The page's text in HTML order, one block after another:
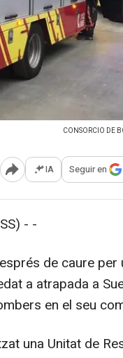
CONSORCIO DE
Abrir opciones para
IA Seguir en
- -
de caure per
a atrapada a
en el seu
una Unitat de